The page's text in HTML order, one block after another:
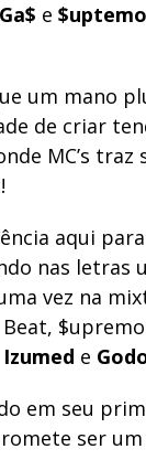
e
um mano
de criar
MC’s traz
aqui
nas letras
vez na
e
em seu
ser